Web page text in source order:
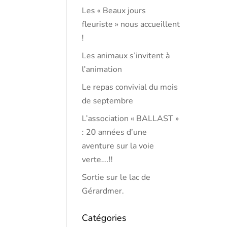
Les « Beaux jours
fleuriste » nous accueillent
!
Les animaux s’invitent à
l’animation
Le repas convivial du mois
de septembre
L’association « BALLAST »
: 20 années d’une
aventure sur la voie
verte….!!
Sortie sur le lac de
Gérardmer.
Catégories